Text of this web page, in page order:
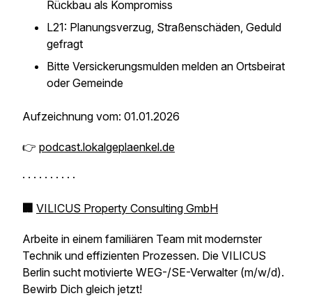
Rückbau als Kompromiss
L21: Planungsverzug, Straßenschäden, Geduld
gefragt
Bitte Versickerungsmulden melden an Ortsbeirat
oder Gemeinde
Aufzeichnung vom: 01.01.2026
👉 podcast.lokalgeplaenkel.de
· · · · · · · · · ·
🏢 VILICUS Property Consulting GmbH
Arbeite in einem familiären Team mit modernster
Technik und effizienten Prozessen. Die VILICUS
Berlin sucht motivierte WEG-/SE-Verwalter (m/w/d).
Bewirb Dich gleich jetzt!